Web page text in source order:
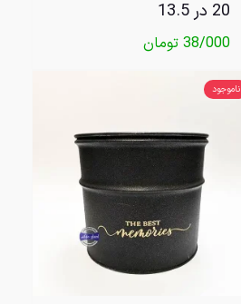
20 در 13.5
38/000 تومان
ناموجود